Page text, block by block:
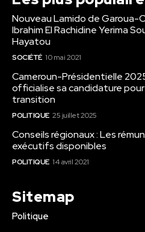
Nouveau Lamido de Garoua-
Ibrahim El Rachidine Yerima
Hayatou
SOCIÉTÉ 10 mai 2021
Cameroun-Présidentielle
officialise sa candidature
transition
POLITIQUE 25 juillet 2025
Conseils régionaux : Les
exécutifs disponibles
POLITIQUE 14 avril 2021
Sitemap
Politique